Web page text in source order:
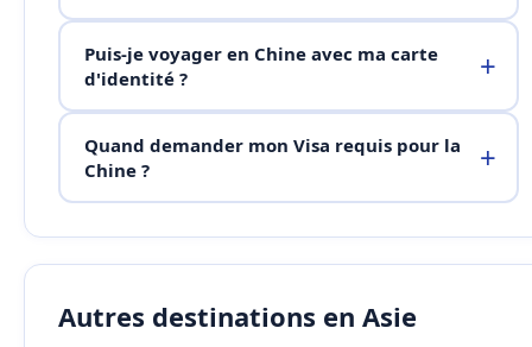
Puis-je voyager en Chine avec ma carte
d'identité ?
Quand demander mon Visa requis pour la
Chine ?
Autres destinations en Asie